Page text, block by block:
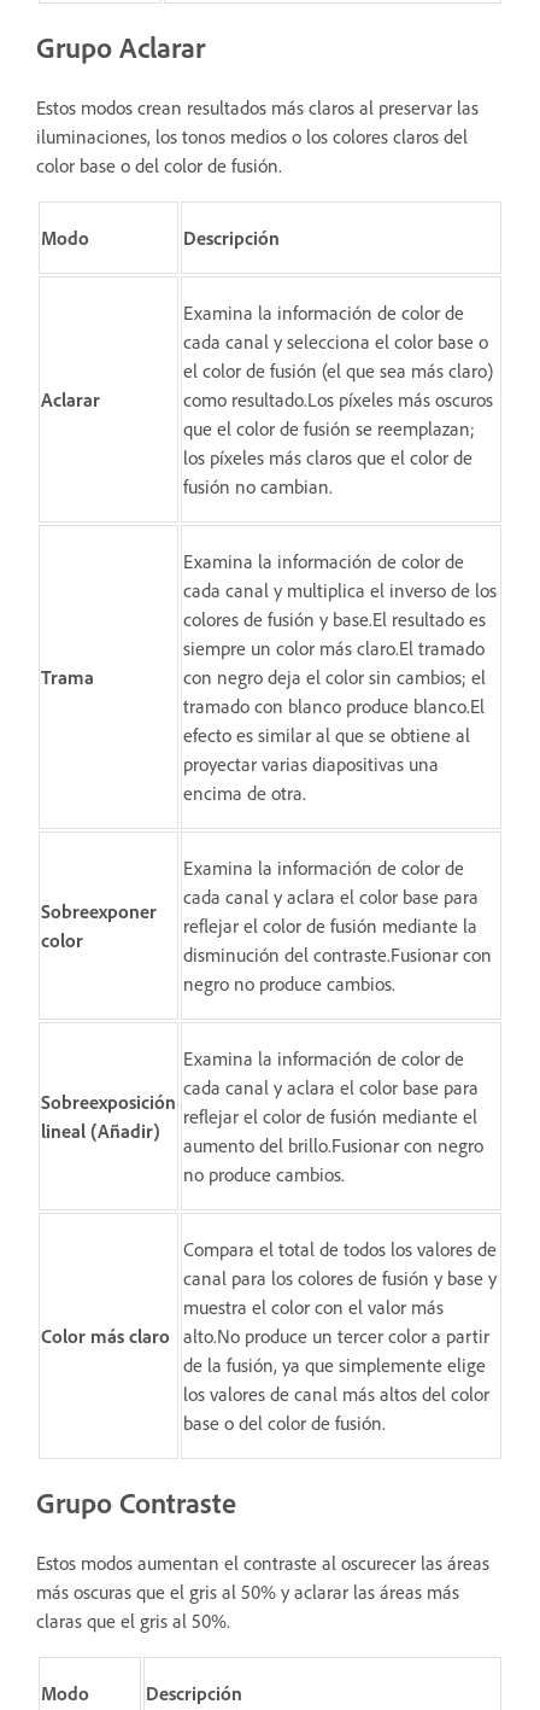
Grupo Aclarar
Estos modos crean resultados más claros al preservar las
iluminaciones, los tonos medios o los colores claros del
color base o del color de fusión.
Modo Descripción
Aclarar
Examina la información de color de
cada canal y selecciona el color base o
el color de fusión (el que sea más claro)
como resultado.Los píxeles más oscuros
que el color de fusión se reemplazan;
los píxeles más claros que el color de
fusión no cambian.
Trama
Examina la información de color de
cada canal y multiplica el inverso de los
colores de fusión y base.El resultado es
siempre un color más claro.El tramado
con negro deja el color sin cambios; el
tramado con blanco produce blanco.El
efecto es similar al que se obtiene al
proyectar varias diapositivas una
encima de otra.
Sobreexponer
color
Examina la información de color de
cada canal y aclara el color base para
reflejar el color de fusión mediante la
disminución del contraste.Fusionar con
negro no produce cambios.
Sobreexposición
lineal (Añadir)
Examina la información de color de
cada canal y aclara el color base para
reflejar el color de fusión mediante el
aumento del brillo.Fusionar con negro
no produce cambios.
Color más claro
Compara el total de todos los valores de
canal para los colores de fusión y base y
muestra el color con el valor más
alto.No produce un tercer color a partir
de la fusión, ya que simplemente elige
los valores de canal más altos del color
base o del color de fusión.
Grupo Contraste
Estos modos aumentan el contraste al oscurecer las áreas
más oscuras que el gris al 50% y aclarar las áreas más
claras que el gris al 50%.
Modo Descripción